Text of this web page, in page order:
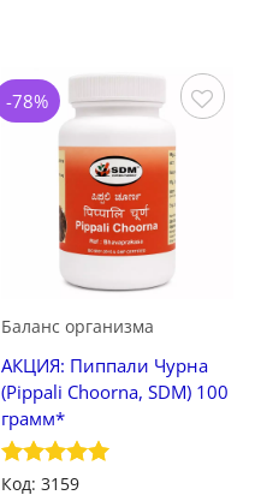
-78%
Сохранить
Баланс организма
АКЦИЯ: Пиппали Чурна
(Pippali Choorna, SDM) 100
грамм*
Оценка
Код: 3159